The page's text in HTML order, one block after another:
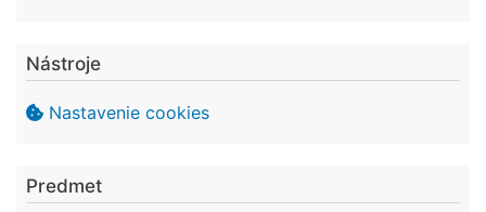
Nástroje
Nastavenie cookies
Predmet